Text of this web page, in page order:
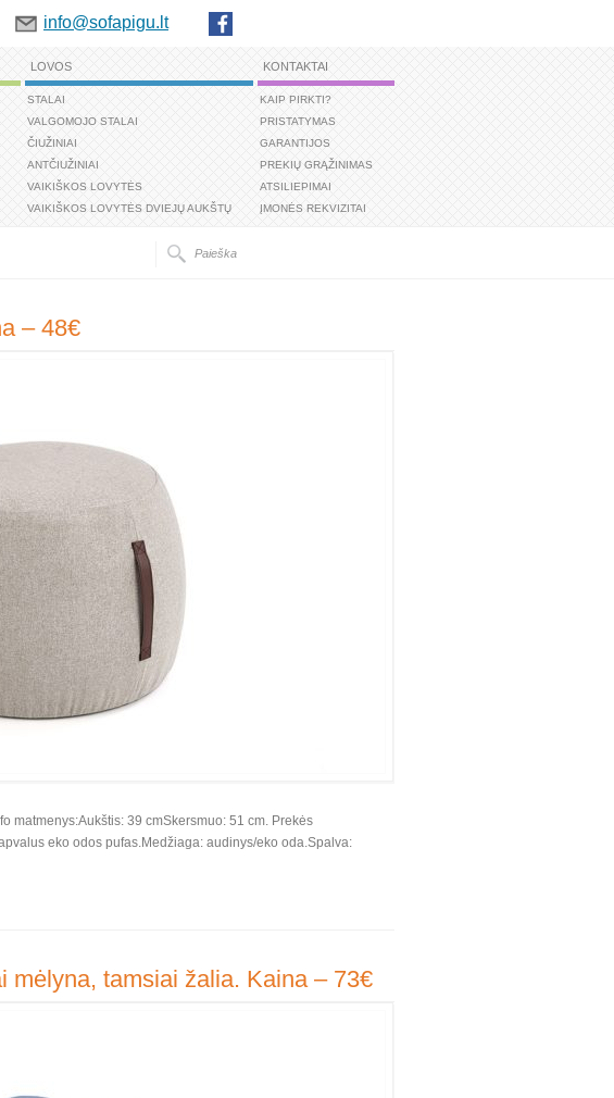
info@sofapigu.lt
LOVOS
STALAI
VALGOMOJO STALAI
ČIUŽINIAI
ANTČIUŽINIAI
VAIKIŠKOS LOVYTĖS
VAIKIŠKOS LOVYTĖS DVIEJŲ AUKŠTŲ
KONTAKTAI
KAIP PIRKTI?
PRISTATYMAS
GARANTIJOS
PREKIŲ GRĄŽINIMAS
ATSILIEPIMAI
ĮMONĖS REKVIZITAI
– 48€
matmenys:Aukštis: 39 cmSkersmuo: 51 cm. Prekės
eko odos pufas.Medžiaga: audinys/eko oda.Spalva:
mėlyna, tamsiai žalia. Kaina – 73€